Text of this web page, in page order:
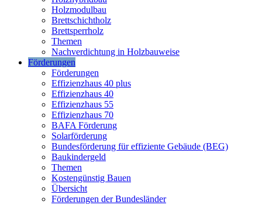
Holzmodulbau
Brettschichtholz
Brettsperrholz
Themen
Nachverdichtung in Holzbauweise
Förderungen
Förderungen
Effizienzhaus 40 plus
Effizienzhaus 40
Effizienzhaus 55
Effizienzhaus 70
BAFA Förderung
Solarförderung
Bundesförderung für effiziente Gebäude (BEG)
Baukindergeld
Themen
Kostengünstig Bauen
Übersicht
Förderungen der Bundesländer